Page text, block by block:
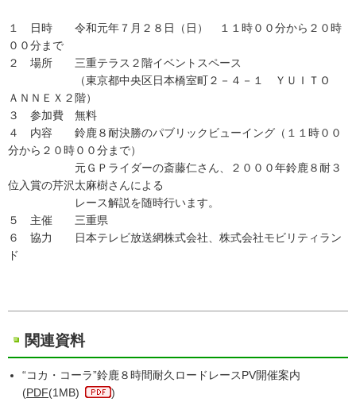
１ 日時 令和元年７月２８日（日） １１時００分から２０時
００分まで
２ 場所 三重テラス２階イベントスペース
（東京都中央区日本橋室町２－４－１ ＹＵＩＴＯ
ＡＮＮＥＸ２階）
３ 参加費 無料
４ 内容 鈴鹿８耐決勝のパブリックビューイング（１１時００
分から２０時００分まで）
元ＧＰライダーの斎藤仁さん、２０００年鈴鹿８耐３
位入賞の芹沢太麻樹さんによる
レース解説を随時行います。
５ 主催 三重県
６ 協力 日本テレビ放送網株式会社、株式会社モビリティラン
ド
関連資料
“コカ・コーラ”鈴鹿８時間耐久ロードレースPV開催案内
(PDF(1MB) )